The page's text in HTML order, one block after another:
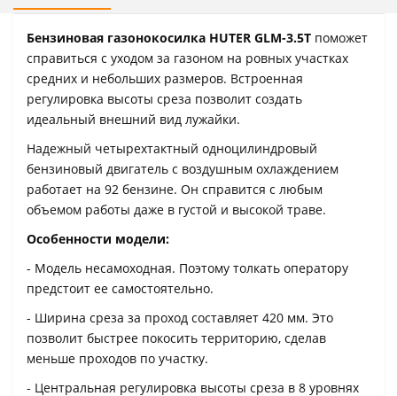
Бензиновая газонокосилка HUTER GLM-3.5T поможет
справиться с уходом за газоном на ровных участках
средних и небольших размеров. Встроенная
регулировка высоты среза позволит создать
идеальный внешний вид лужайки.
Надежный четырехтактный одноцилиндровый
бензиновый двигатель с воздушным охлаждением
работает на 92 бензине. Он справится с любым
объемом работы даже в густой и высокой траве.
Особенности модели:
- Модель несамоходная. Поэтому толкать оператору
предстоит ее самостоятельно.
- Ширина среза за проход составляет 420 мм. Это
позволит быстрее покосить территорию, сделав
меньше проходов по участку.
- Центральная регулировка высоты среза в 8 уровнях